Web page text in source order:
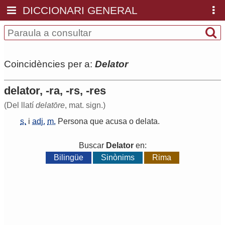
DICCIONARI GENERAL
Coincidències per a: Delator
delator, -ra, -rs, -res
(Del llatí delatōre, mat. sign.)
s. i adj. m. Persona que acusa o delata.
Buscar Delatoren:
Bilingüe
Sinònims Rima